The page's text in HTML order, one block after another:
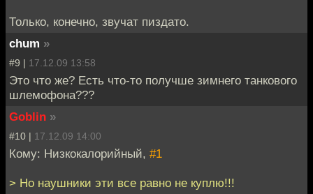
Только, конечно, звучат пиздато.
chum »
#9 | 17.12.09 13:58
Это что же? Есть что-то получше зимнего танкового
шлемофона???
Goblin »
#10 | 17.12.09 14:00
Кому: Низкокалорийный, #1
> Но наушники эти все равно не куплю!!!